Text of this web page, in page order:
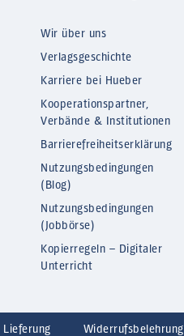
Wir über uns
Verlagsgeschichte
Karriere bei Hueber
Kooperationspartner,
Verbände & Institutionen
Barrierefreiheitserklärung
Nutzungsbedingungen
(Blog)
Nutzungsbedingungen
(Jobbörse)
Kopierregeln – Digitaler
Unterricht
Lieferung Widerrufsbelehrung